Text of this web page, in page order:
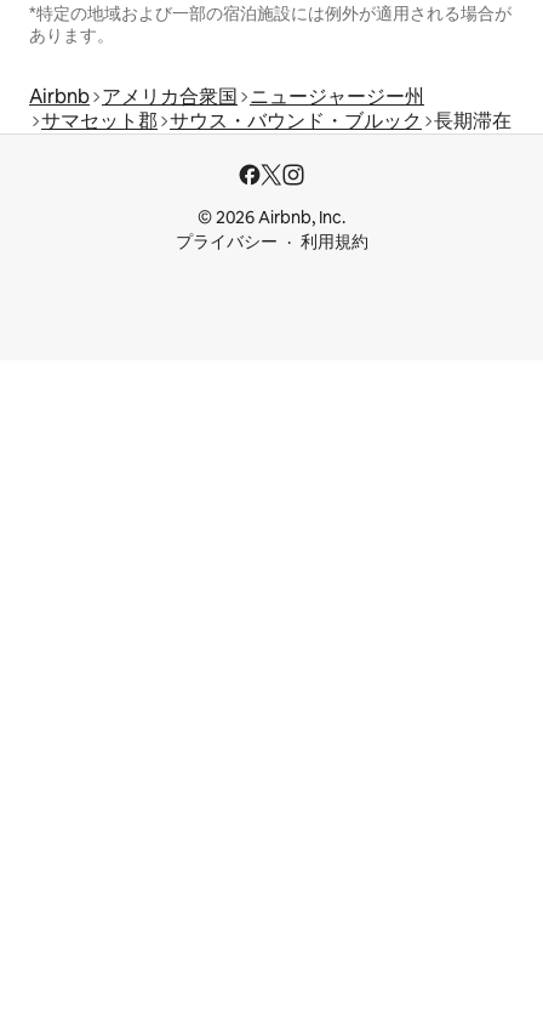
*特定の地域および一部の宿泊施設には例外が適用される場合が
あります。
Airbnb アメリカ合衆国 ニュージャージー州
サマセット郡 サウス・バウンド・ブルック 長期滞在
© 2026 Airbnb, Inc.
プライバシー
利用規約